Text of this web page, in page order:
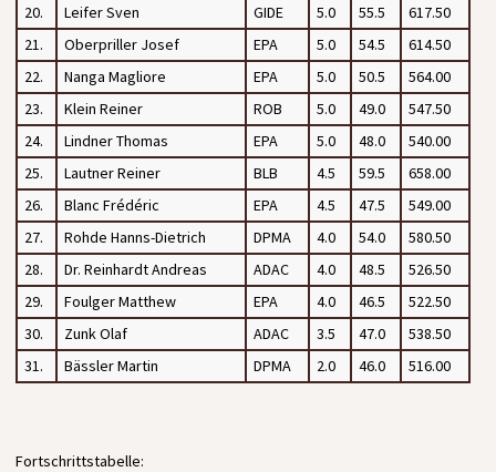
20.
Leifer Sven GIDE 5.0 55.5
617.50
21.
Oberpriller Josef EPA 5.0 54.5
614.50
22.
Nanga Magliore EPA 5.0 50.5
564.00
23.
Klein Reiner ROB 5.0 49.0
547.50
24.
Lindner Thomas EPA 5.0 48.0
540.00
25.
Lautner Reiner BLB 4.5 59.5
658.00
26.
Blanc Frédéric EPA 4.5 47.5
549.00
27.
Rohde Hanns-Dietrich DPMA 4.0 54.0
580.50
28.
Dr. Reinhardt Andreas ADAC 4.0 48.5
526.50
29.
Foulger Matthew EPA 4.0 46.5
522.50
30.
Zunk Olaf ADAC 3.5 47.0
538.50
31.
Bässler Martin DPMA 2.0 46.0 516.00
Fortschrittstabelle: